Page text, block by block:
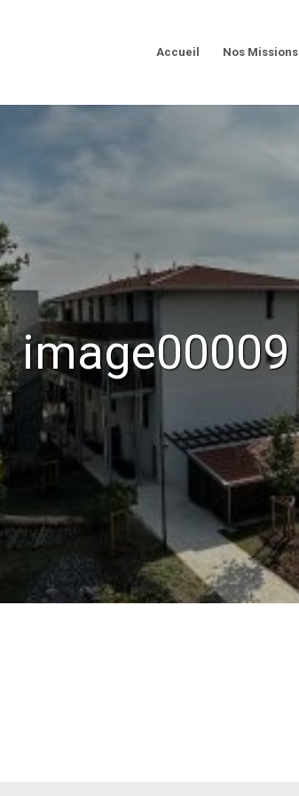
Accueil Nos Missions
image00009